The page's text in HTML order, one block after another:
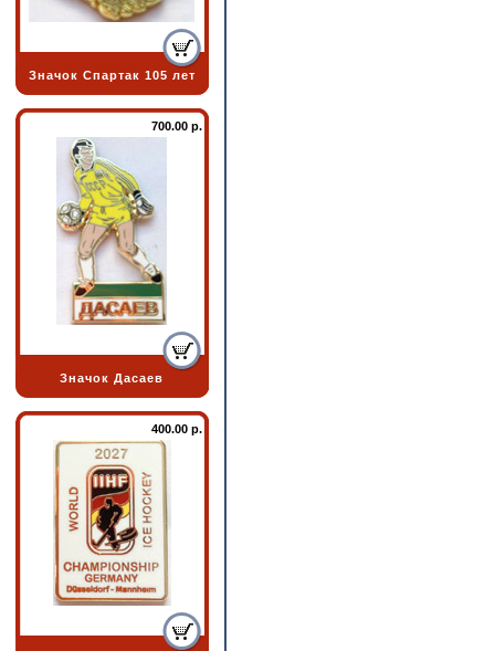
Значок Спартак 105 лет
700.00 р.
Значок Дасаев
400.00 р.